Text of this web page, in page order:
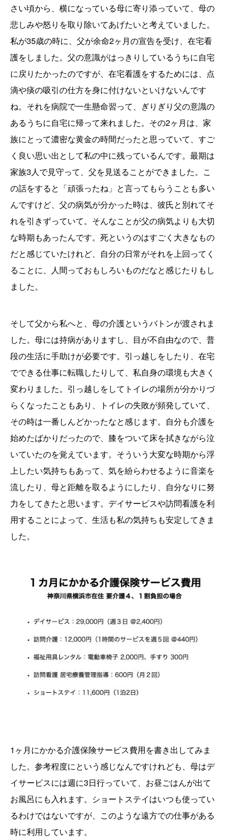
さい頃から、横になっている母に寄り添っていて、母の
悲しみや怒りを取り除いてあげたいと考えていました。
私が35歳の時に、父が余命2ヶ月の宣告を受け、在宅看
護をしました。父の意識がはっきりしているうちに自宅
に戻りたかったのですが、在宅看護をするためには、点
滴や痰の吸引の仕方を身に付けないといけないんです
ね。それを病院で一生懸命習って、ぎりぎり父の意識の
あるうちに自宅に帰って来れました。その2ヶ月は、家
族にとって濃密な黄金の時間だったと思っていて、すご
く良い思い出として私の中に残っているんです。最期は
家族3人で見守って、父を見送ることができました。こ
の話をすると「頑張ったね」と言ってもらうことも多い
んですけど、父の病気が分かった時は、彼氏と別れてそ
れを引きずっていて。そんなことが父の病気よりも大切
な時期もあったんです。死というのはすごく大きなもの
だと感じていたけれど、自分の日常がそれを上回ってく
ることに、人間っておもしろいものだなと感じたりもし
ました。
そして父から私へと、母の介護というバトンが渡されま
した。母には持病がありますし、目が不自由なので、普
段の生活に手助けが必要です。引っ越しをしたり、在宅
でできる仕事に転職したりして、私自身の環境も大きく
変わりました。引っ越しをしてトイレの場所が分かりづ
らくなったこともあり、トイレの失敗が頻発していて、
その時は一番しんどかったなと感じます。自分も介護を
始めたばかりだったので、膝をついて床を拭きながら泣
いていたのを覚えています。そういう大変な時期から浮
上したい気持ちもあって、気を紛らわせるように音楽を
流したり、母と距離を取るようにしたり、自分なりに努
力をしてきたと思います。デイサービスや訪問看護を利
用することによって、生活も私の気持ちも安定してきま
した。
1ヶ月にかかる介護保険サービス費用を書き出してみま
した。参考程度にという感じなんですけれども、母はデ
イサービスには週に3日行っていて、お昼ごはんが出て
お風呂にも入れます。ショートステイはいつも使ってい
るわけではないですが、このような遠方での仕事がある
時に利用しています。